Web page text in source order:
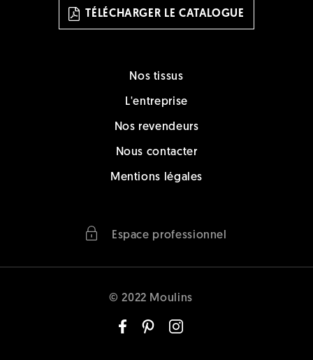
TÉLÉCHARGER LE CATALOGUE
Nos tissus
L'entreprise
Nos revendeurs
Nous contacter
Mentions légales
Espace professionnel
© 2022 Moulins